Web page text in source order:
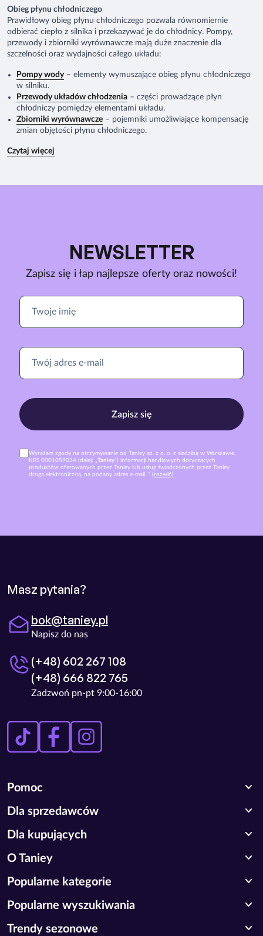
Obieg płynu chłodniczego
Prawidłowy obieg płynu chłodniczego pozwala równomiernie
odbierać ciepło z silnika i przekazywać je do chłodnicy. Pompy,
przewody i zbiorniki wyrównawcze mają duże znaczenie dla
szczelności oraz wydajności całego układu:
Pompy wody – elementy wymuszające obieg płynu chłodniczego
w silniku.
Przewody układów chłodzenia – części prowadzące płyn
chłodniczy pomiędzy elementami układu.
Zbiorniki wyrównawcze – pojemniki umożliwiające kompensację
zmian objętości płynu chłodniczego.
Czytaj więcej
NEWSLETTER
Zapisz się i łap najlepsze oferty oraz nowości!
Zapisz się
Wyrażam zgodę na otrzymywanie od Taniey sp. z o. o. z siedzibą w Warszawie,
KRS 0001059034 (dalej: „Taniey”) informacji handlowych dotyczących
produktów oferowanych przez Taniey lub usług świadczonych przez Taniey
drogą elektroniczną, na podany adres e-mail. * (rozwiń)
Masz pytania?
bok@taniey.pl
Napisz do nas
(+48) 602 267 108
(+48) 666 822 765
Zadzwoń pn-pt 9:00-16:00
Pomoc expand_more
Dla sprzedawców expand_more
Dla kupujących expand_more
O Taniey expand_more
Popularne kategorie expand_more
Popularne wyszukiwania expand_more
Trendy sezonowe expand_more